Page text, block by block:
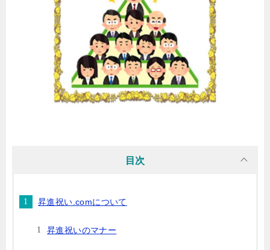
目次
昇進祝い.comについて
昇進祝いのマナー